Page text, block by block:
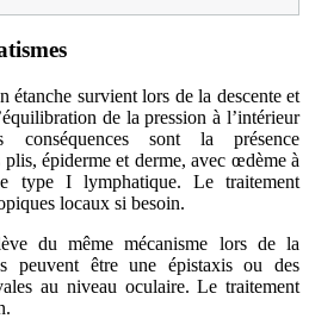
étanche survient lors de la descente et
de la pression à l’intérieur
sont la présence
plis, épiderme et derme, avec œdème à
type I lymphatique. Le traitement
locaux si besoin.
du même mécanisme lors de la
peuvent être une épistaxis ou des
au niveau oculaire. Le traitement